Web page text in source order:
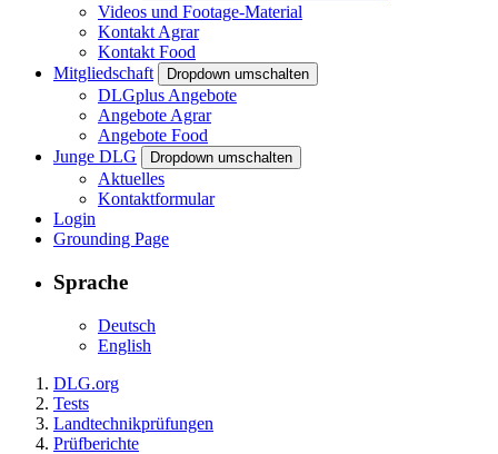
Videos und Footage-Material
Kontakt Agrar
Kontakt Food
Mitgliedschaft
Dropdown umschalten
DLGplus Angebote
Angebote Agrar
Angebote Food
Junge DLG
Dropdown umschalten
Aktuelles
Kontaktformular
Login
Grounding Page
Sprache
Deutsch
English
DLG.org
Tests
Landtechnikprüfungen
Prüfberichte